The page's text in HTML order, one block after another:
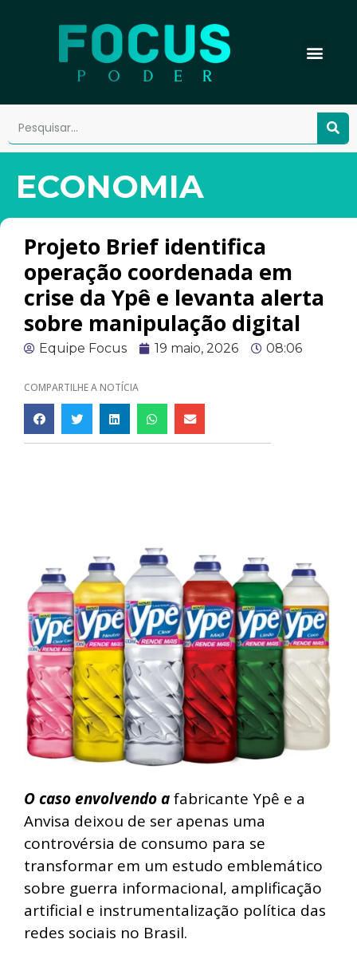
ECONOMIA
Projeto Brief identifica
operação coordenada em
crise da Ypê e levanta alerta
sobre manipulação digital
Equipe Focus 19 maio, 2026 08:06
COMPARTILHE A NOTÍCIA
O caso envolvendo afabricante Ypê e a
Anvisa deixou de ser apenas uma
controvérsia de consumo para se
transformar em um estudo emblemático
sobre guerra informacional, amplificação
artificial e instrumentalização política das
redes sociais no Brasil.